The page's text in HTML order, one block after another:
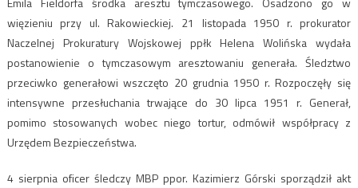
więzieniu przy ul. Rakowieckiej. 21 listopada 1950 r. prokurator
Naczelnej Prokuratury Wojskowej ppłk Helena Wolińska wydała
postanowienie o tymczasowym aresztowaniu generała. Śledztwo
przeciwko generałowi wszczęto 20 grudnia 1950 r. Rozpoczęły się
intensywne przesłuchania trwające do 30 lipca 1951 r. Generał,
pomimo stosowanych wobec niego tortur, odmówił współpracy z
Urzędem Bezpieczeństwa.
4 sierpnia oficer śledczy MBP ppor. Kazimierz Górski sporządził akt